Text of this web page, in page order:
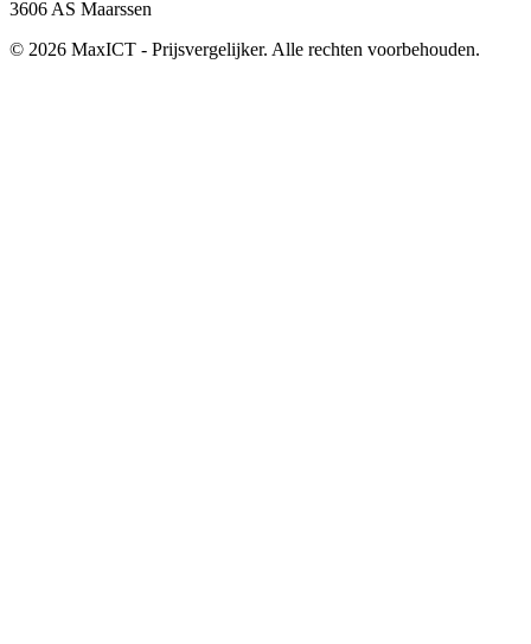
3606 AS Maarssen
© 2026 MaxICT - Prijsvergelijker. Alle rechten voorbehouden.